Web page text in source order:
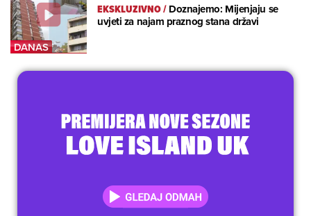
EKSKLUZIVNO/Doznajemo: Mijenjaju se
uvjeti za najam praznog stana državi